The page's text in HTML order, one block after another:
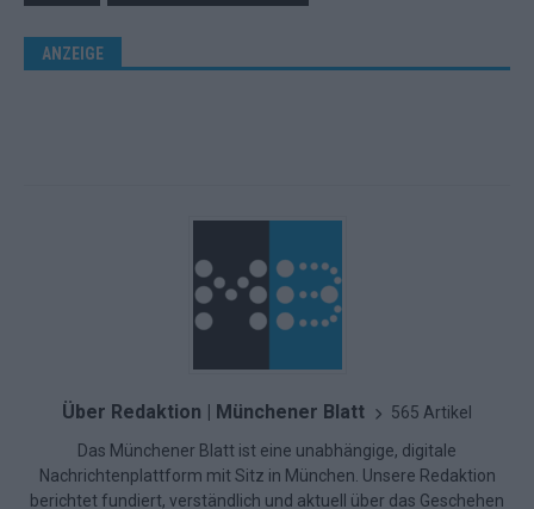
ANZEIGE
Über Redaktion | Münchener Blatt 565 Artikel
Das Münchener Blatt ist eine unabhängige, digitale
Nachrichtenplattform mit Sitz in München. Unsere Redaktion
berichtet fundiert, verständlich und aktuell über das Geschehen